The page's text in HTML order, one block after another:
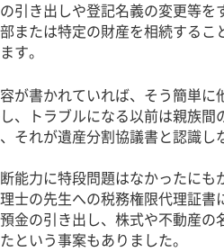
引き出しや登記名義の変更等を
または特定の財産を相続するこ
す。
が書かれていれば、そう簡単に
トラブルになる以前は親族間
それが遺産分割協議書と認識し
能力に特段問題はなかったにも
士の先生への税務権限代理証書
の引き出し、株式や不動産の
という事案もありました。